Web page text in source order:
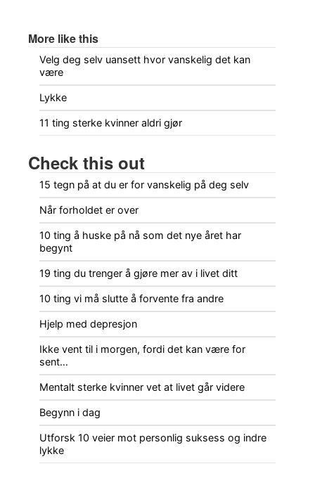
More like this
Velg deg selv uansett hvor vanskelig det kan
være
Lykke
11 ting sterke kvinner aldri gjør
Check this out
15 tegn på at du er for vanskelig på deg selv
Når forholdet er over
10 ting å huske på nå som det nye året har
begynt
19 ting du trenger å gjøre mer av i livet ditt
10 ting vi må slutte å forvente fra andre
Hjelp med depresjon
Ikke vent til i morgen, fordi det kan være for
sent…
Mentalt sterke kvinner vet at livet går videre
Begynn i dag
Utforsk 10 veier mot personlig suksess og indre
lykke